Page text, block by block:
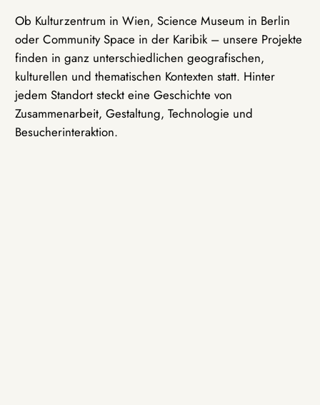
Ob Kulturzentrum in Wien, Science Museum in Berlin
oder Community Space in der Karibik – unsere Projekte
finden in ganz unterschiedlichen geografischen,
kulturellen und thematischen Kontexten statt. Hinter
jedem Standort steckt eine Geschichte von
Zusammenarbeit, Gestaltung, Technologie und
Besucherinteraktion.